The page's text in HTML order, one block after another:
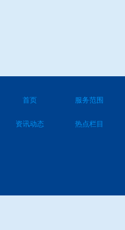
首页 服务范围
资讯动态 热点栏目